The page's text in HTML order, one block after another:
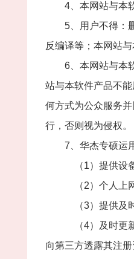
4、本网站与本软
5、用户不得：删
反编译等；本网站
6、本网站与本软
站与本软件产品不
何方式为公众服务
行，否则视为侵权。
7、华杰专硕运用
（1）提供设备，
（2）个人上网
（3）提供及时
（4）及时更新注
向第三方透露其注